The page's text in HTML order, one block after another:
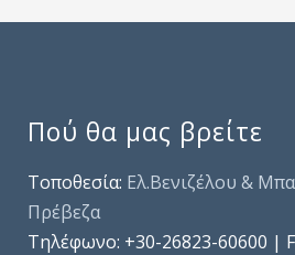
Πού θα μας βρείτε
Τοποθεσία: Ελ.Βενιζέλου &
Πρέβεζα
Τηλέφωνo: +30-26823-60600 |